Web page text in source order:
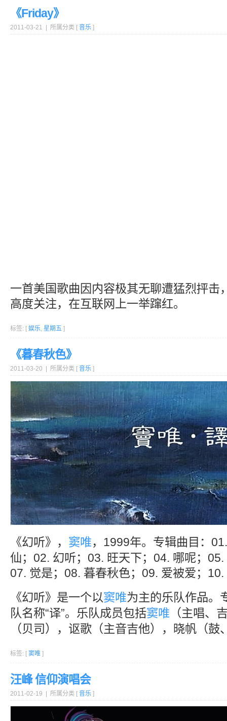
《Friday》
2011-03-21 | 所属分类 [ 音乐 ]
一首美国歌曲因内容极其无聊遭猛烈抨击
高度关注，在互联网上一举蹿红。
标签: [ 娱乐, 星期五 ]
《暮春秋色》
2011-03-20 | 所属分类 [ 音乐 ]
《幻听》， 窦唯，1999年。专辑曲目：
仙；02. 幻听；03. 旺天下；04. 哪呢；
07. 觉是；08. 暮春秋色；09. 爱被爱；
《幻听》是一个以窦唯为主的乐队作品。
队名称“译”。乐队成员包括窦唯 （主唱、
（贝司），讴歌（主音吉他），晓帆（鼓
标签: [ 窦唯 ]
汪峰 信仰演唱会
2011-02-19 | 所属分类 [ 音乐 ]